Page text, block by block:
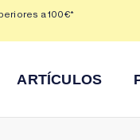
a 100€*
ARTÍCULOS